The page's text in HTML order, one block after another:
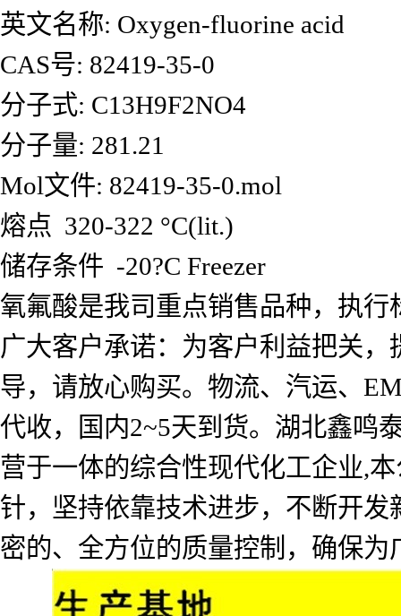
英文名称: Oxygen-fluorine acid
CAS号: 82419-35-0
分子式: C13H9F2NO4
分子量: 281.21
Mol文件: 82419-35-0.mol
熔点 320-322 °C(lit.)
储存条件 -20?C Freezer
氧氟酸是我司重点销售品种，执
广大客户承诺：为客户利益把关
导，请放心购买。物流、汽运、
代收，国内2~5天到货。湖北鑫鸣
营于一体的综合性现代化工企业,
针，坚持依靠技术进步，不断开
密的、全方位的质量控制，确保